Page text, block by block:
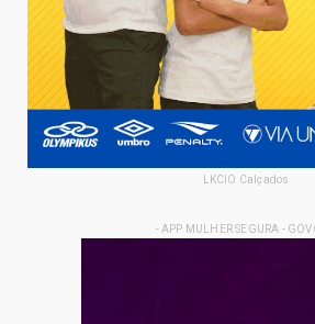
LKCIO Calçados
- APP MULHER SEGURA -